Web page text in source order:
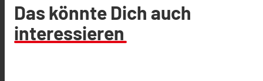
Das könnte Dich auch
interessieren